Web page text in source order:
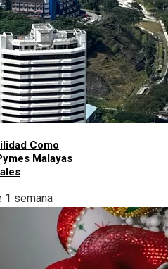
Como
Malayas
1 semana